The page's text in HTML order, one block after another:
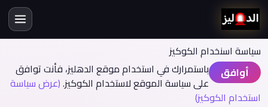
سياسة اسنخدام الكوكيز
أوافق
باستمرارك في استخدام موقع الدهليز، فأنت توافق
على سياسة الموقع لاستخدام الكوكيز.(عرض سياسة
استخدام الكوكيز)